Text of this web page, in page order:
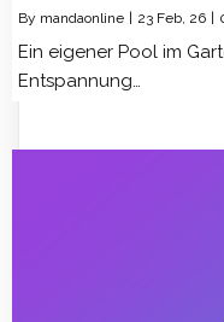
By mandaonline | 23 Feb, 26 |
Ein eigener Pool im
Entspannung…